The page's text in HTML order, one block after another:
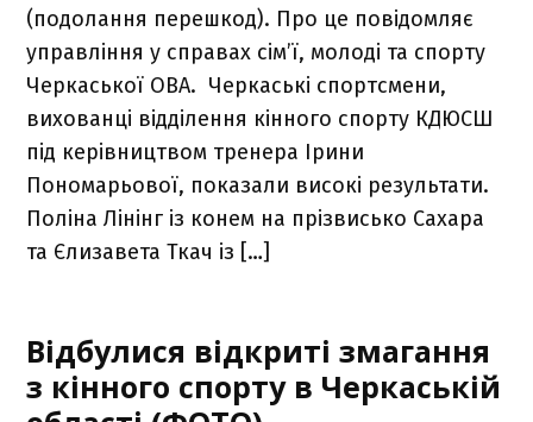
(подолання перешкод). Про це повідомляє
управління у справах сім’ї, молоді та спорту
Черкаської ОВА. Черкаські спортсмени,
вихованці відділення кінного спорту КДЮСШ
під керівництвом тренера Ірини
Пономарьової, показали високі результати.
Поліна Лінінг із конем на прізвисько Сахара
та Єлизавета Ткач із […]
Відбулися відкриті змагання
з кінного спорту в Черкаській